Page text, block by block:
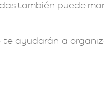
también puede
te ayudarán a